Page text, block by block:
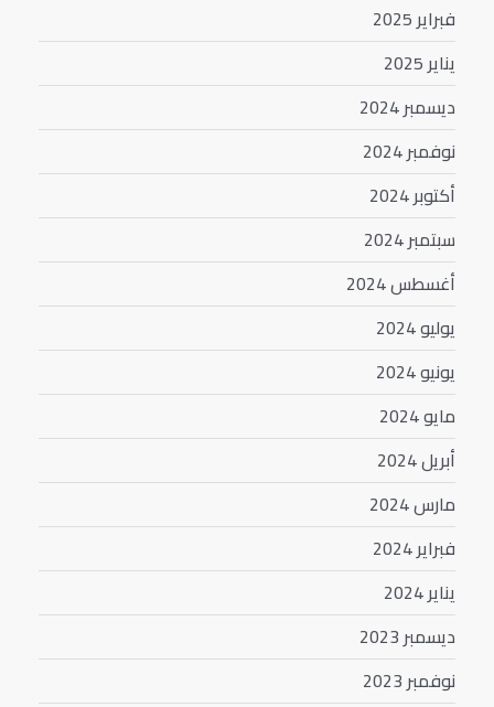
فبراير 2025
يناير 2025
ديسمبر 2024
نوفمبر 2024
أكتوبر 2024
سبتمبر 2024
أغسطس 2024
يوليو 2024
يونيو 2024
مايو 2024
أبريل 2024
مارس 2024
فبراير 2024
يناير 2024
ديسمبر 2023
نوفمبر 2023